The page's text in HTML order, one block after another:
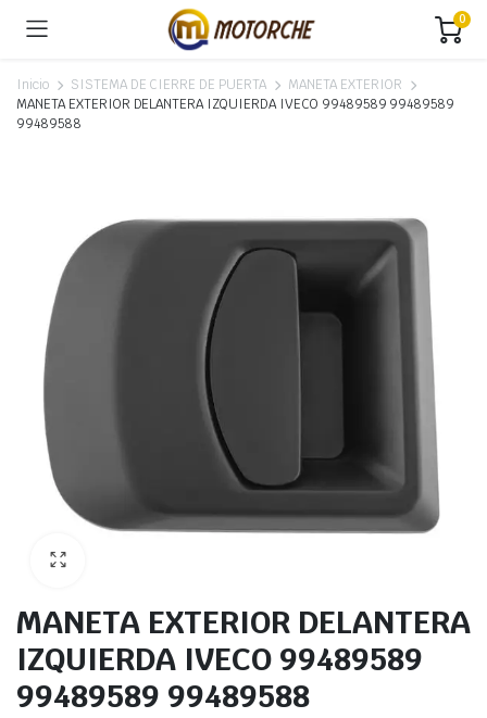
0
Inicio SISTEMA DE CIERRE DE PUERTA
MANETA EXTERIOR
MANETA EXTERIOR DELANTERA IZQUIERDA IVECO 99489589 99489589
99489588
MANETA EXTERIOR DELANTERA
IZQUIERDA IVECO 99489589
99489589 99489588